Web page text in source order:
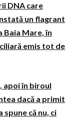
DNA care
un flagrant
Baia Mare, în
emis tot de
apoi în biroul
dacă a primit
spune că nu, ci